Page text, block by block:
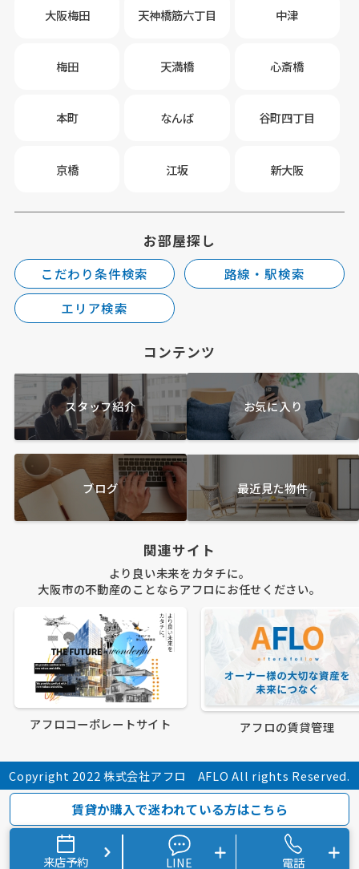
大阪梅田 天神橋筋六丁目 中津
梅田 天満橋 心斎橋
本町 なんば 谷町四丁目
京橋 江坂 新大阪
お部屋探し
こだわり条件検索
路線・駅検索
エリア検索
コンテンツ
スタッフ紹介 お気に入り
ブログ 最近見た物件
関連サイト
より良い未来をカタチに。
大阪市の不動産のことならアフロにお任せください。
アフロコーポレートサイト アフロの賃貸管理
Copyright 2022 株式会社アフロ AFLO All rights Reserved.
賃貸か購入で迷われている方はこちら
来店予約 LINE 電話